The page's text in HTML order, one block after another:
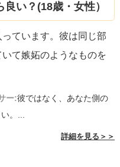
い？(18歳・女性）
ています。彼は同じ部
て嫉妬のようなものを
ー:彼ではなく、あなた側の
。...
詳細を見る＞＞